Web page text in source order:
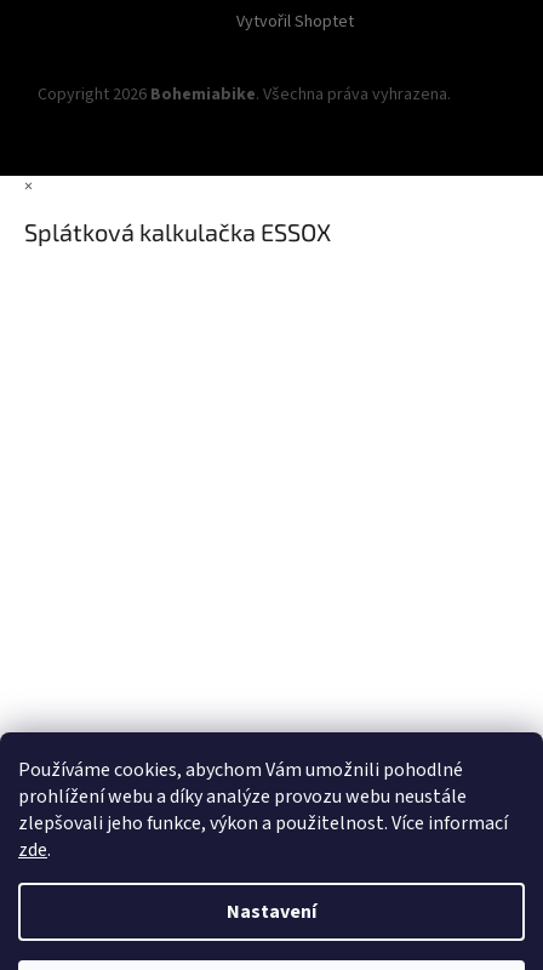
Používáme cookies, abychom Vám umožnili pohodlné
prohlížení webu a díky analýze provozu webu neustále
zlepšovali jeho funkce, výkon a použitelnost. Více informací
zde.
Nastavení
Vytvořil Shoptet
Copyright 2026 Bohemiabike. Všechna práva vyhrazena.
×
Splátková kalkulačka ESSOX